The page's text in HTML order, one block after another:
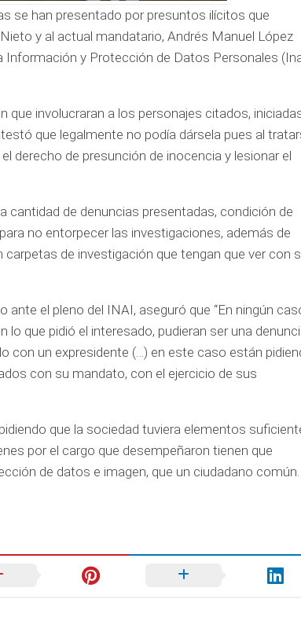
se han presentado por presuntos ilícitos que
y al actual mandatario, Andrés Manuel López
y Protección de Datos Personales
involucraran a los personajes citados,
que legalmente no podía dársela pues al
derecho de presunción de inocencia y lesionar el
cantidad de denuncias presentadas, condición de
no entorpecer las investigaciones, además de
de investigación que tengan que ver con
el pleno del INAI, aseguró que “En ningún
que pidió el interesado, pudieran ser una
con un expresidente (…) en este caso están
con su mandato, con el ejercicio de sus
que la sociedad tuviera elementos
por el cargo que desempeñaron tienen que
de datos e imagen, que un ciudadano común.